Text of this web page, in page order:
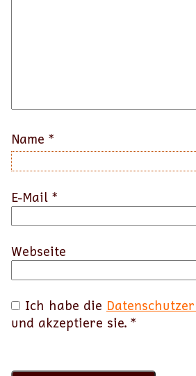
Name *
E-Mail *
Webseite
Ich habe die
und akzeptiere sie. *